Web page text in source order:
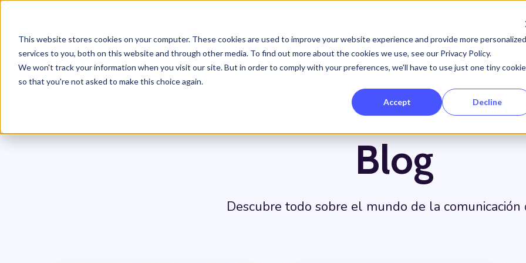
This website stores cookies on your computer. These cookies are used to improve your website experience and provide more personalized
services to you, both on this website and through other media. To find out more about the cookies we use, see our Privacy Policy.
We won't track your information when you visit our site. But in order to comply with your preferences, we'll have to use just one tiny cookie
so that you're not asked to make this choice again.
Accept Decline
ServiciosShow submenu for Servicios
Proyectos Clientes
Blog
Descubre todo sobre el mundo de la comunicación